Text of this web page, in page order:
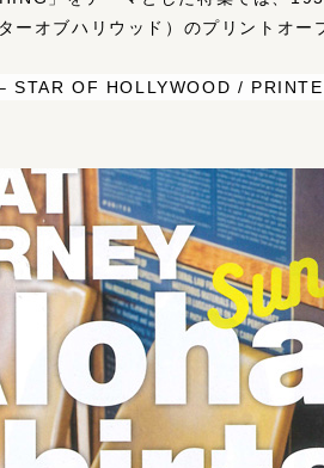
ーオブハリウッド）のプリントオー
STAR OF HOLLYWOOD /